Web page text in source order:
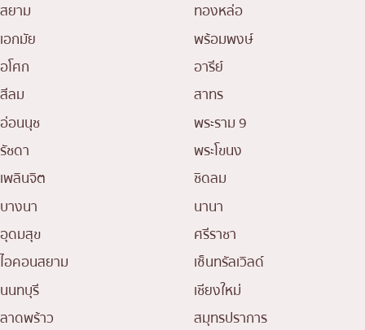
สยาม
ทองหล่อ
เอกมัย
พร้อมพงษ์
อโศก
อารีย์
สีลม
สาทร
อ่อนนุช
พระราม 9
รัชดา
พระโขนง
เพลินจิต
ชิดลม
บางนา
นานา
อุดมสุข
ศรีราชา
ไอคอนสยาม
เซ็นทรัลเวิลด์
นนทบุรี
เชียงใหม่
ลาดพร้าว
สมุทรปราการ